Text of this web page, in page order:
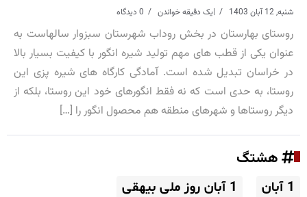
شنبه, 12 آبان 1403 |یک دقیقه خواندن 0 دیدگاه
روستای بهارستان در بخش روداب شهرستان سبزوار سالهاست به
عنوان یکی از قطب های مهم تولید شیره انگور با کیفیت بسیار بالا
در خراسان تبدیل شده است. آمادگی کارگاه های شیره پزی این
روستا، به حدی است که نه فقط انگورهای خود این روستا، بلکه از
دیگر روستاها و شهرهای منطقه هم محصول انگور را […]
هشتگ
1 آبان
1 آبان روز ملی بیهقی